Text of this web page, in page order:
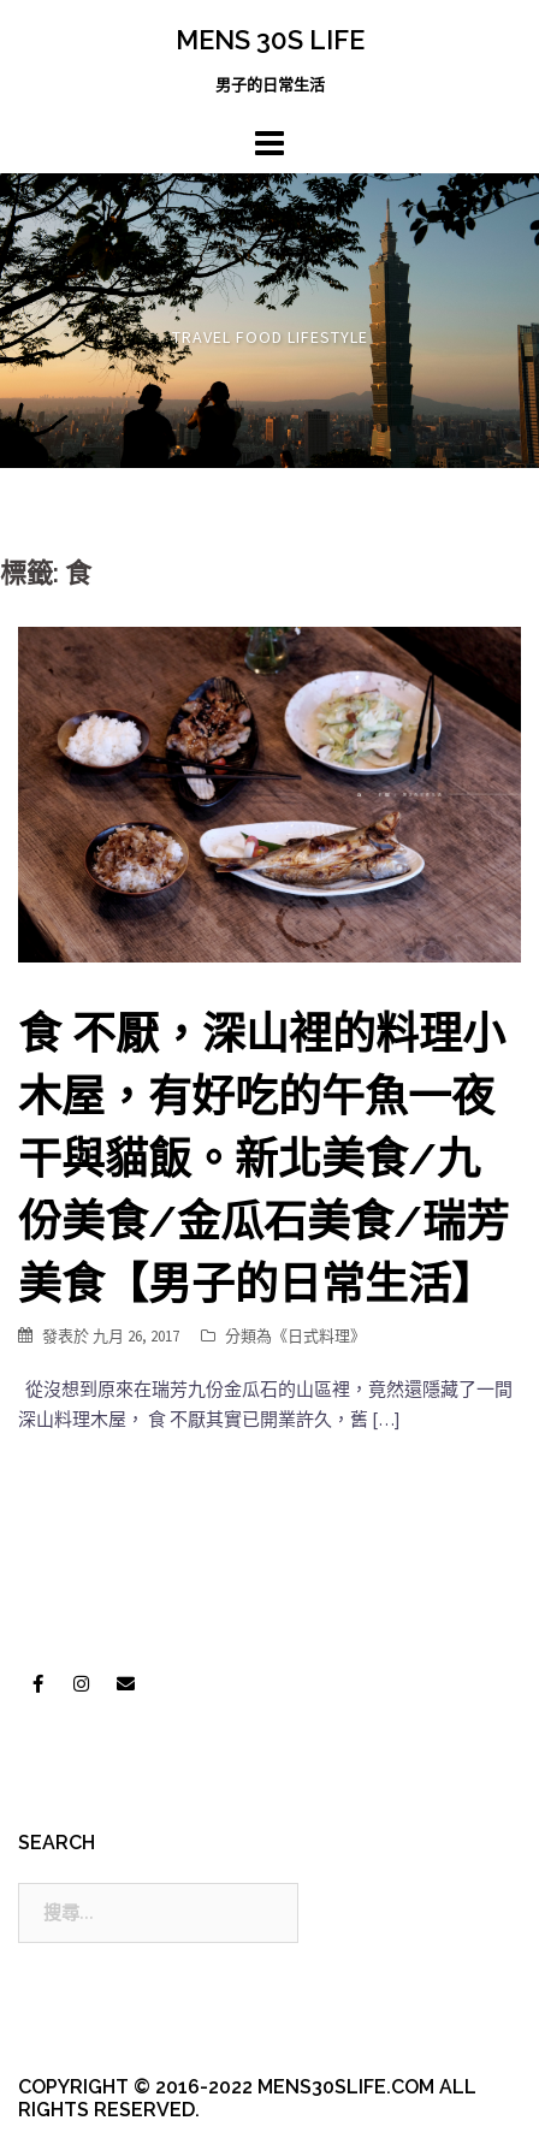
MENS 30S LIFE
男子的日常生活
TRAVEL FOOD LIFESTYLE
標籤: 食
食 不厭，深山裡的料理小
木屋，有好吃的午魚一夜
干與貓飯。新北美食/九
份美食/金瓜石美食/瑞芳
美食【男子的日常生活】
發表於 九月 26, 2017 分類為《日式料理》
從沒想到原來在瑞芳九份金瓜石的山區裡，竟然還隱藏了一間
深山料理木屋， 食 不厭其實已開業許久，舊 […]
SEARCH
COPYRIGHT © 2016-2022 MENS30SLIFE.COM ALL
RIGHTS RESERVED.